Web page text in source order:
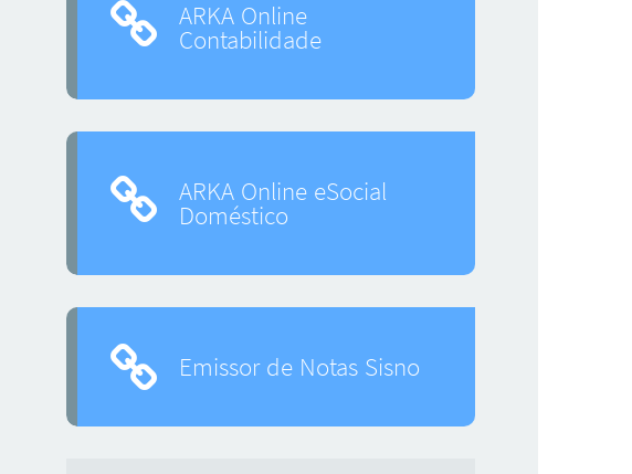
ARKA Online
Contabilidade
ARKA Online eSocial
Doméstico
Emissor de Notas Sisno